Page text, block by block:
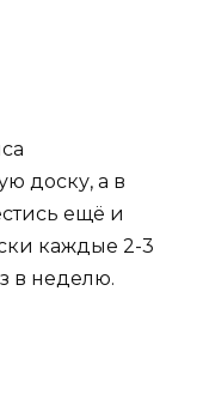
доску, а в
ещё и
каждые 2-3
в неделю.